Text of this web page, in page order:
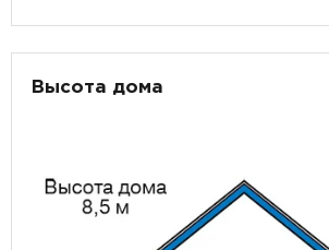
Высота дома